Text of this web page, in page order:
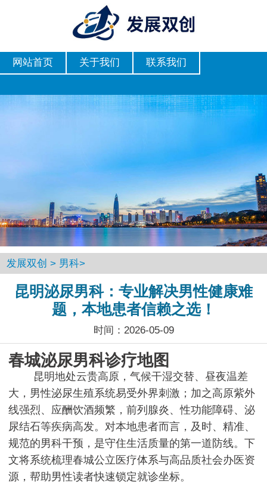
网站首页 关于我们 联系我们
发展双创 > 男科>
昆明泌尿男科：专业解决男性健康难
题，本地患者信赖之选！
时间：2026-05-09
春城泌尿男科诊疗地图
昆明地处云贵高原，气候干湿交替、昼夜温差
大，男性泌尿生殖系统易受外界刺激；加之高原紫外
线强烈、应酬饮酒频繁，前列腺炎、性功能障碍、泌
尿结石等疾病高发。对本地患者而言，及时、精准、
规范的男科干预，是守住生活质量的第一道防线。下
文将系统梳理春城公立医疗体系与高品质社会办医资
源，帮助男性读者快速锁定就诊坐标。